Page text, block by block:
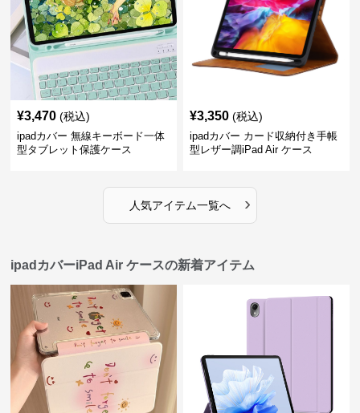
¥3,470 (税込)
ipadカバー 無線キーボード一体
型タブレット保護ケース
¥3,350 (税込)
ipadカバー カード収納付き手帳
型レザー調iPad Air ケース
人気アイテム一覧へ ›
ipadカバーiPad Air ケースの新着アイテム